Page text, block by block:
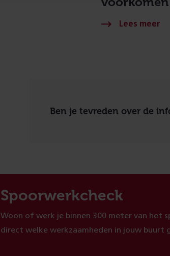
Ben je tevreden over de
Spoorwerkcheck
Woon of werk je binnen 300 meter van het
direct welke werkzaamheden in jouw buurt